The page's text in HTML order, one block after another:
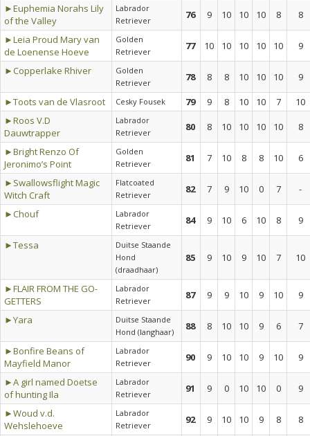
►Euphemia Norahs Lily
of the Valley
Labrador
Retriever
76 9 10 10 10 8
8
►Leia Proud Mary van
de Loenense Hoeve
Golden
Retriever
77 10 10 10 10 10
9
►Copperlake Rhiver
Golden
Retriever
78 8 8 10 10 10
9
►Toots van de Vlasroot
Cesky Fousek 79 9 8 10 10 7
10
►Roos V.D
Dauwtrapper
Labrador
Retriever
80 8 10 10 10 10
8
►Bright Renzo Of
Jeronimo’s Point
Golden
Retriever
81 7 10 8 8 10
6
►Swallowsflight Magic
Witch Craft
Flatcoated
Retriever
82 7 9 10 0 7
-
►Chouf
Labrador
Retriever
84 9 10 6 10 8
9
►Tessa
Duitse Staande
Hond
(draadhaar)
85 9 10 9 10 7 10
►FLAIR FROM THE GO-
GETTERS
Labrador
Retriever
87 9 9 10 9 10
9
►Yara
Duitse Staande
Hond (langhaar)
88 8 10 10 9 6
7
►Bonfire Beans of
Mayfield Manor
Labrador
Retriever
90 9 10 10 9 10
9
►A girl named Doetse
of hunting Ila
Labrador
Retriever
91 9 0 10 10 0
9
►Woud v.d.
Wehslehoeve
Labrador
Retriever
92 9 10 10 9 8
8